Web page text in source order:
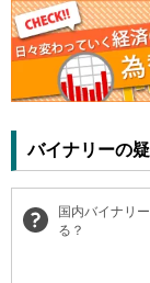
バイナリーの
国内バイナリ
る？